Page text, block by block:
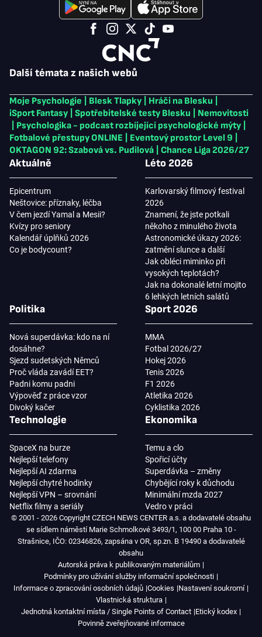
Další témata z našich webů
Moje Psychologie Blesk Tlapky Hráči na Blesku
iSport Fantasy
Spotřebitelské testy Blesku
Nemovitosti
Psychologika - podcast rozbíjející psychologické mýty
Fotbalové přestupy ONLINE
Eventový prostor Level 9
OKTAGON 92: Szabová vs. Pudilová
Chance Liga 2026/27
Aktuálně
Epicentrum
Neštovice: příznaky, léčba
V čem jezdí Yamal a Mesii?
Kvízy pro seniory
Kalendář úplňků 2026
Co je bodycount?
Léto 2026
Karlovarský filmový festival
2026
Znamení, že jste potkali
někoho z minulého života
Astronomické úkazy 2026:
zatmění slunce a další
Jak obléci miminko při
vysokých teplotách?
Jak na dokonalé letní mojito
6 lehkých letních salátů
Politika
Nová superdávka: kdo na ní
dosáhne?
Sjezd sudetských Němců
Proč vláda zavádí EET?
Padni komu padni
Výpověď z práce vzor
Divoký kačer
Sport 2026
MMA
Fotbal 2026/27
Hokej 2026
Tenis 2026
F1 2026
Atletika 2026
Cyklistika 2026
Technologie
SpaceX na burze
Nejlepší telefony
Nejlepší AI zdarma
Nejlepší chytré hodinky
Nejlepší VPN – srovnání
Netflix filmy a seriály
Ekonomika
Temu a clo
Spořicí účty
Superdávka – změny
Chybějící roky k důchodu
Minimální mzda 2027
Vedro v práci
© 2001 - 2026 Copyright CZECH NEWS CENTER a.s. a dodavatelé obsahu
se sídlem náměstí Marie Schmolkové 3493/1, 100 00 Praha 10 -
Strašnice, IČO: 02346826, zapsána v OR, sp.zn. B 19490 a dodavatelé
obsahu
Autorská práva k publikovaným materiálům
Podmínky pro užívání služby informační společnosti
Informace o zpracování osobních údajů Cookies Nastavení soukromí
Vlastnická struktura
Jednotná kontaktní místa / Single Points of Contact Etický kodex
Povinně zveřejňované informace